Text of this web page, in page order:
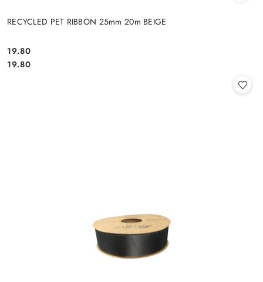
RECYCLED PET RIBBON 25mm 20m BEIGE
Cena:
19.80
Cena:
19.80